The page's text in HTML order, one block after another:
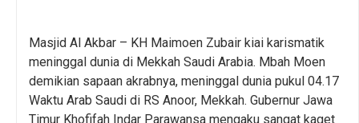
Masjid Al Akbar – KH Maimoen Zubair kiai karismatik
meninggal dunia di Mekkah Saudi Arabia. Mbah Moen
demikian sapaan akrabnya, meninggal dunia pukul 04.17
Waktu Arab Saudi di RS Anoor, Mekkah. Gubernur Jawa
Timur Khofifah Indar Parawansa mengaku sangat kaget